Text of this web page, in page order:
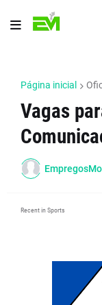
Página inicial
Vagas
Recent in Sports